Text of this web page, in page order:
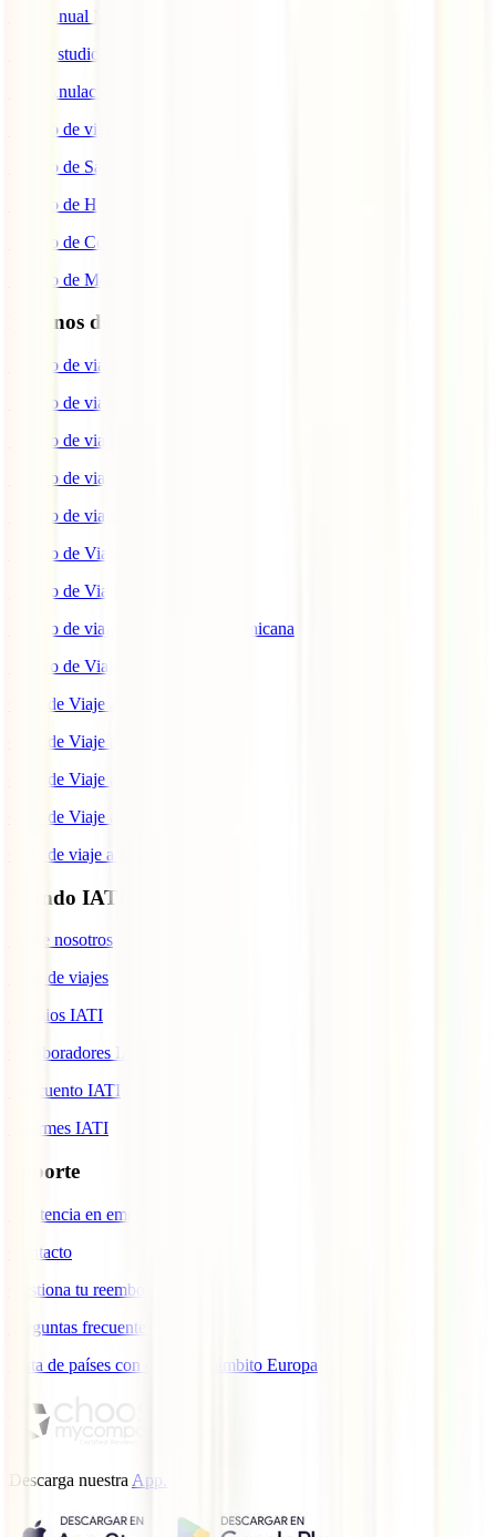
IATI Anual Multiviaje
IATI Estudios
IATI Anulación Premium
Seguro de viaje COVID
Seguro de Salud
Seguro de Hogar
Seguro de Coche
Seguro de Moto
Destinos de interés
Seguro de viaje a EEUU
Seguro de viaje a Indonesia
Seguro de viaje a Marruecos
Seguro de viaje a Reino Unido
Seguro de viaje a México
Seguro de Viaje a Tailandia
Seguro de Viaje a China
Seguro de viaje a República Dominicana
Seguro de Viaje a Colombia
Guía de Viaje a Estados Unidos
Guía de Viaje a México
Guía de Viaje a Marruecos
Guía de Viaje a Cuba
Guía de viaje a Indonesia
Mundo IATI
Sobre nosotros
Blog de viajes
Premios IATI
Colaboradores IATI
Descuento IATI
Informes IATI
Soporte
Asistencia en emergencias
Contacto
Gestiona tu reembolso
Preguntas frecuentes
Lista de países con cobertura ámbito Europa
Descarga nuestra App.